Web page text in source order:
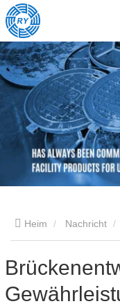
Heim Nachricht
Wassermanagements